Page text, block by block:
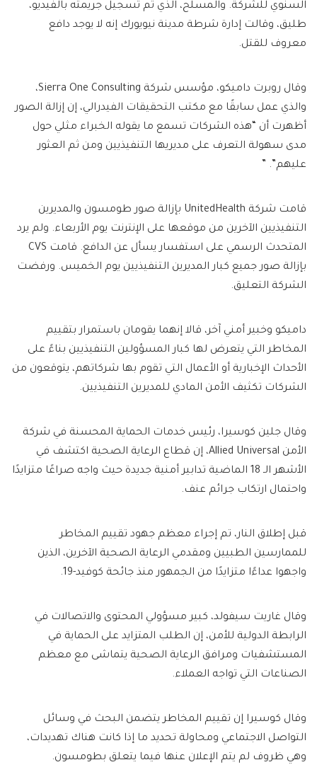
السنوي للشركة. والمسلح، الذي تم تسجيل جريمته بالفيديو،
طليق، وقالت إدارة شرطة مدينة نيويورك إنه لا يوجد دافع
معروف للقتل.
وقال روبرت داميكو، مؤسس شركة Sierra One Consulting،
والذي عمل سابقًا مع مكتب التحقيقات الفيدرالي، إن إزالة الصور
أظهرت أن “هذه الشركات تسمع ما يقوله الخبراء مثلي حول
مدى سهولة التعرف على مديريها التنفيذيين ومن ثم العثور
عليهم”. ”
قامت شركة UnitedHealth بإزالة صور طومسون والمديرين
التنفيذيين الآخرين من موقعها على الإنترنت يوم الأربعاء. ولم يرد
المتحدث الرسمي على استفسار يسأل عن الدافع. قامت CVS
بإزالة صور جميع كبار المديرين التنفيذيين يوم الخميس. ورفضت
الشركة التعليق.
داميكو وخبير أمني آخر، قالا إنهما يقومان باستمرار بتقييم
المخاطر التي يتعرض لها كبار المسؤولين التنفيذيين بناءً على
الأحداث الإخبارية أو الأعمال التي تقوم بها شركاتهم، يتوقعون من
الشركات تكثيف الأمن المادي للمديرين التنفيذيين.
وقال جلين كوسيرا، رئيس خدمات الحماية المحسنة في شركة
الأمن Allied Universal، إن قطاع الرعاية الصحية اكتشف في
الأشهر الـ 18 الماضية تدابير أمنية جديدة حيث واجه صراعًا متزايدًا
واحتمال ارتكاب جرائم عنف.
قبل إطلاق النار، تم إجراء معظم جهود تقييم المخاطر
للممارسين الطبيين ومقدمي الرعاية الصحية الآخرين، الذين
واجهوا عداءًا متزايدًا من الجمهور منذ جائحة كوفيد-19.
وقال غاريت سيفولد، كبير مسؤولي المحتوى والاتصالات في
الرابطة الدولية للأمن، إن الطلب المتزايد على الحماية في
المستشفيات ومرافق الرعاية الصحية يتماشى مع معظم
الصناعات التي تواجه العملاء.
وقال كوسيرا إن تقييم المخاطر يتضمن البحث في وسائل
التواصل الاجتماعي ومحاولة تحديد ما إذا كانت هناك تهديدات،
وهي ظروف لم يتم الإعلان عنها فيما يتعلق بطومسون.